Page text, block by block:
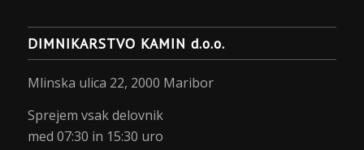
DIMNIKARSTVO KAMIN d.o.o.
Mlinska ulica 22, 2000 Maribor
Sprejem vsak delovnik
med 07:30 in 15:30 uro